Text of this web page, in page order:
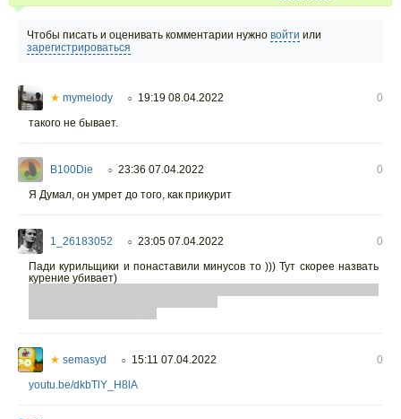
Чтобы писать и оценивать комментарии нужно войти или
зарегистрироваться
★ mymelody ○ 19:19 08.04.2022
0
такого не бывает.
B100Die ○ 23:36 07.04.2022
0
Я Думал, он умрет до того, как прикурит
1_26183052 ○ 23:05 07.04.2022
0
Пади курильщики и понаставили минусов то ))) Тут скорее назвать
курение убивает)
★ semasyd ○ 15:11 07.04.2022
0
youtu.be/dkbTlY_H8lA